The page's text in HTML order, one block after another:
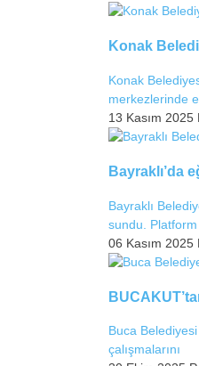
Konak
Konak
merkezlerinde
13 Kasım
Bayraklı’da
Bayraklı
sundu. Platform
06 Kasım
Buca
çalışmalarını